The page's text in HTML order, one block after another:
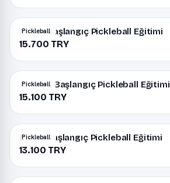
Pickleball
Muğla Başlangıç Pickleball Eğitimi
15.700 TRY
Pickleball
Antalya Başlangıç Pickleball Eğitimi
15.100 TRY
Pickleball
Bursa Başlangıç Pickleball Eğitimi
13.100 TRY